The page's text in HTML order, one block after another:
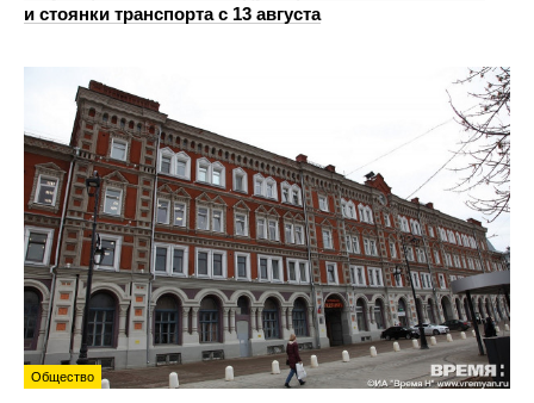
и стоянки транспорта с 13 августа
Общество